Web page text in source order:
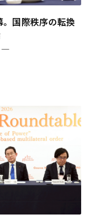
。国際秩序の転換
―